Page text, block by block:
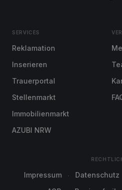
SERVICES
Reklamation
Inserieren
Trauerportal
Stellenmarkt
Immobilienmarkt
AZUBI NRW
Impressum Datenschutz